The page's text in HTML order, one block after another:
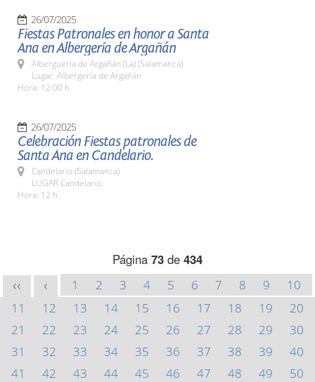
26/07/2025
Fiestas Patronales en honor a Santa
Ana en Albergería de Argañán
Alberguería de Argañán (La) (Salamanca)
Lugar: Albergería de Argañán
Hora: 12:00 h
26/07/2025
Celebración Fiestas patronales de
Santa Ana en Candelario.
Candelario (Salamanca)
LUGAR Candelario
Hora: 12 h.
Página 73 de 434
<< < 1 2 3 4 5 6 7 8 9
10
11
12 13 14 15 16 17 18 19
20
21
22 23 24 25 26 27 28 29
30
31
32 33 34 35 36 37 38 39
40
41
42 43 44 45 46 47 48 49
50